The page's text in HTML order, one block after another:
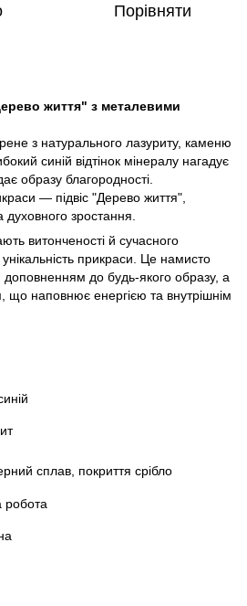
Порівняти
життя" з металевими
з натурального лазуриту, каменю
синій відтінок мінералу нагадує
образу благородності.
— підвіс "Дерево життя",
зростання.
витонченості й сучасного
прикраси. Це намисто
до будь-якого образу, а
що наповнює енергією та внутрішнім
сплав, покриття срібло
робота